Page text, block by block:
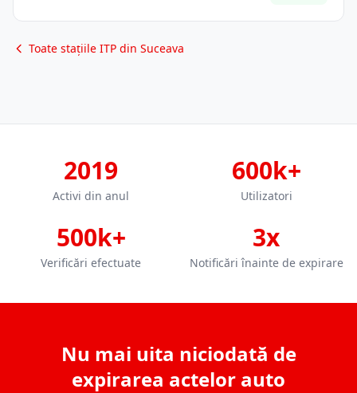
Toate stațiile ITP din Suceava
2019
Activi din anul
600k+
Utilizatori
500k+
Verificări efectuate
3x
Notificări înainte de expirare
Nu mai uita niciodată de
expirarea actelor auto